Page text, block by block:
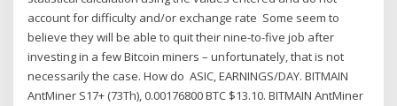
account for difficulty and/or exchange rate Some seem to
believe they will be able to quit their nine-to-five job after
investing in a few Bitcoin miners – unfortunately, that is not
necessarily the case. How do ASIC, EARNINGS/DAY. BITMAIN
AntMiner S17+ (73Th), 0.00176800 BTC $13.10. BITMAIN AntMiner